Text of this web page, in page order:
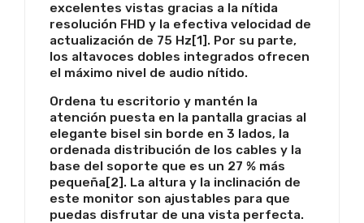
excelentes vistas gracias a la nítida
resolución FHD y la efectiva velocidad de
actualización de 75 Hz[1]. Por su parte,
los altavoces dobles integrados ofrecen
el máximo nivel de audio nítido.
Ordena tu escritorio y mantén la
atención puesta en la pantalla gracias al
elegante bisel sin borde en 3 lados, la
ordenada distribución de los cables y la
base del soporte que es un 27 % más
pequeña[2]. La altura y la inclinación de
este monitor son ajustables para que
puedas disfrutar de una vista perfecta.